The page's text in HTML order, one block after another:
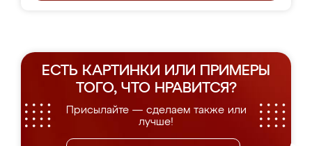
ЕСТЬ КАРТИНКИ ИЛИ ПРИМЕРЫ
ТОГО, ЧТО НРАВИТСЯ?
Присылайте — сделаем также или
лучше!